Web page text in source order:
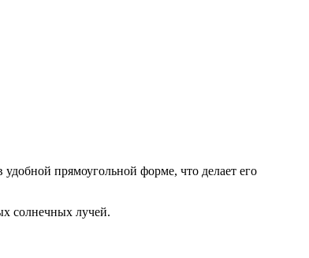
прямоугольной форме, что делает его
солнечных лучей.